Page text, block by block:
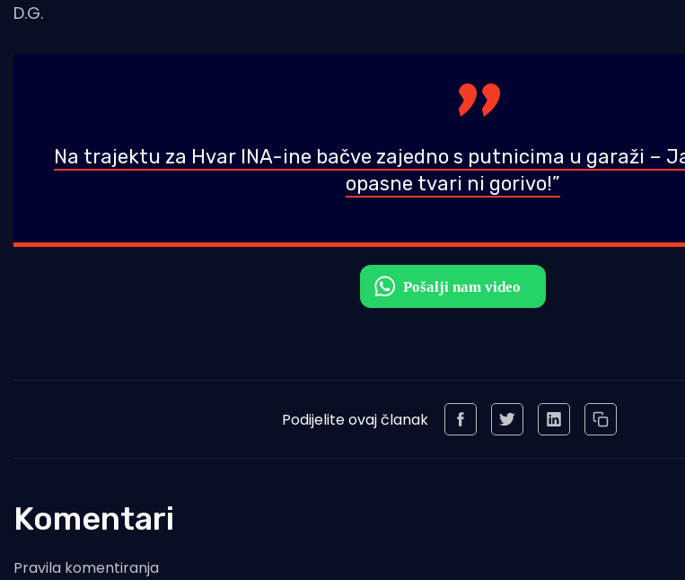
D.G.
Na trajektu za Hvar INA-ine bačve zajedno s putnicima u garaži –
opasne tvari ni gorivo!”
Podijelite ovaj članak
Komentari
Pravila komentiranja